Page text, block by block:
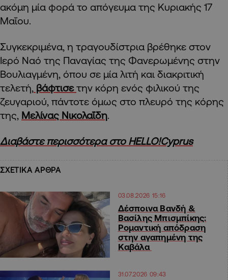
ακόμη μία φορά το απόγευμα της Κυριακής 17
Μαΐου.
Συγκεκριμένα, η τραγουδίστρια βρέθηκε στον
Ιερό Ναό της Παναγίας της Φανερωμένης στην
Βουλιαγμένη, όπου σε μία λιτή και διακριτική
τελετή, βάφτισετην κόρη ενός φιλικού της
ζευγαριού, πάντοτε όμως στο πλευρό της κόρης
της, Μελίνας Νικολαΐδη.
Διαβάστε περισσότερα στο HELLO!Cyprus
ΣΧΕΤΙΚΑ ΑΡΘΡΑ
03.08.2026 15:16
Δέσποινα Βανδή &
Βασίλης Μπισμπίκης:
Ρομαντική απόδραση
στην αγαπημένη της
Καβάλα
31.07.2026 09:43